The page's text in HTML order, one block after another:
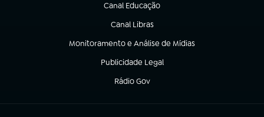
Canal Educação
(abre em nova aba)
Canal Libras
(abre em nova aba)
Monitoramento e Análise de Mídias
(abre em nova aba)
Publicidade Legal
(abre em nova aba)
Rádio Gov
(abre em nova aba)